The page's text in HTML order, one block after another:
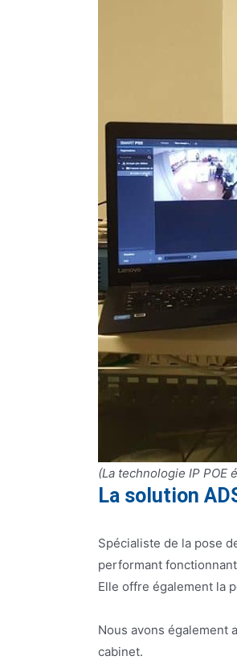
(La technologie IP POE
La solution
Spécialiste de la pose
performant
Elle offre également la
Nous avons également
cabinet.